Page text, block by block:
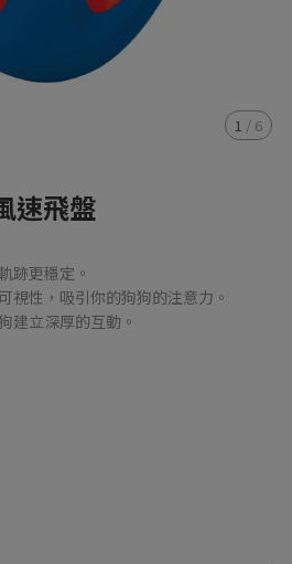
1 / 6
速飛盤
跡更穩定。
視性，吸引你的狗狗的注意力。
建立深厚的互動。